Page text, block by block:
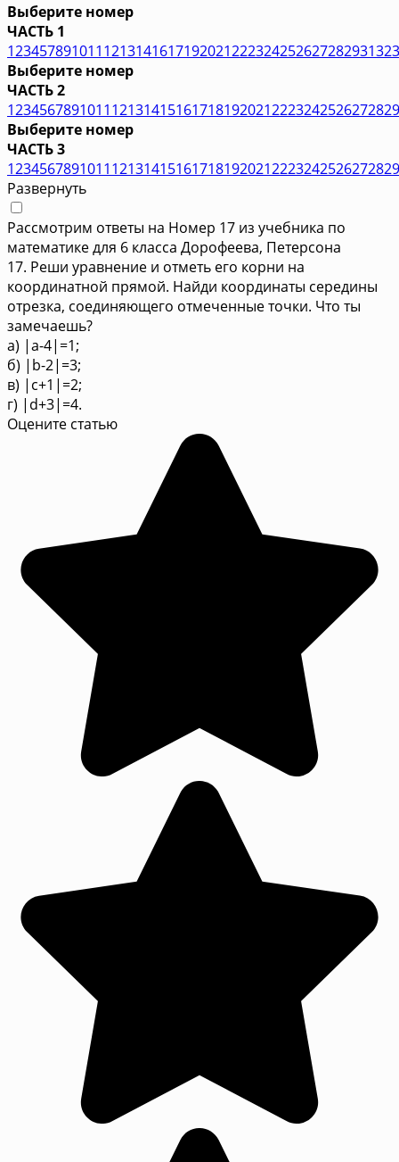
Выберите номер
ЧАСТЬ 1
123457891011121314161719202122232425262728293132
Выберите номер
ЧАСТЬ 2
1234567891011121314151617181920212223242526272829
Выберите номер
ЧАСТЬ 3
1234567891011121314151617181920212223242526272829
Развернуть
Рассмотрим ответы на Номер 17 из учебника по
математике для 6 класса Дорофеева, Петерсона
17. Реши уравнение и отметь его корни на
координатной прямой. Найди координаты середины
отрезка, соединяющего отмеченные точки. Что ты
замечаешь?
а) |a-4|=1;
б) |b-2|=3;
в) |c+1|=2;
г) |d+3|=4.
Оцените статью